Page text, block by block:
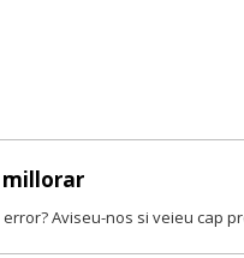
millorar
Aviseu-nos si veieu cap